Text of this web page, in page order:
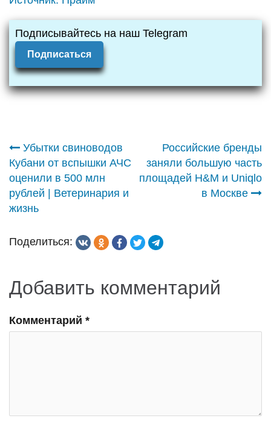
Подписывайтесь на наш Telegram
Подписаться
Навигация
по
записям
Убытки свиноводов
Кубани от вспышки АЧС
оценили в 500 млн
рублей | Ветеринария и
жизнь
Российские бренды
заняли большую часть
площадей H&M и Uniqlo
в Москве
Поделиться:
Добавить комментарий
Комментарий *